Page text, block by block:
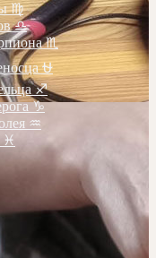
♍️
♎️
♏️
⛎
♐️
♑️
♒️